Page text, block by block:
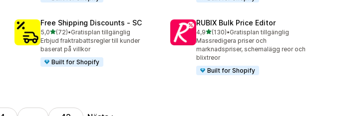
Free Shipping Discounts ‑ SC
5,0av 5 stjärnor
(72)
72 recensioner totalt
•Gratisplan tillgänglig
Erbjud fraktrabattsregler till kunder
baserat på villkor
Built for Shopify
RUBIX Bulk Price Editor
4,9av 5 stjärnor
(130)
130 recensioner totalt
•Gratisplan tillgänglig
Massredigera priser och
marknadspriser, schemalägg reor och
blixtreor
Built for Shopify